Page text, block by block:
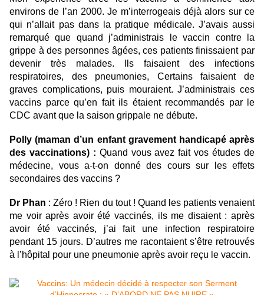
environs de l’an 2000. Je m’interrogeais déjà alors sur ce
qui n’allait pas dans la pratique médicale. J’avais aussi
remarqué que quand j’administrais le vaccin contre la
grippe à des personnes âgées, ces patients finissaient par
devenir très malades. Ils faisaient des infections
respiratoires, des pneumonies, Certains faisaient de
graves complications, puis mouraient. J’administrais ces
vaccins parce qu’en fait ils étaient recommandés par le
CDC avant que la saison grippale ne débute.
Polly (maman d’un enfant gravement handicapé après
des vaccinations) : Quand vous avez fait vos études de
médecine, vous a-t-on donné des cours sur les effets
secondaires des vaccins ?
Dr Phan : Zéro ! Rien du tout ! Quand les patients venaient
me voir après avoir été vaccinés, ils me disaient : après
avoir été vaccinés, j’ai fait une infection respiratoire
pendant 15 jours. D’autres me racontaient s’être retrouvés
à l’hôpital pour une pneumonie après avoir reçu le vaccin.